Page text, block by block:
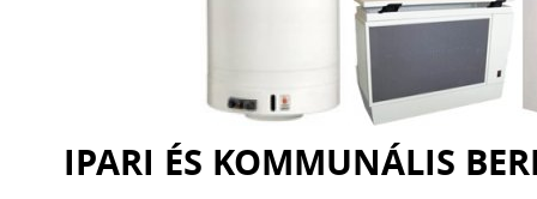
IPARI ÉS KOMMUNÁLIS